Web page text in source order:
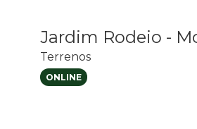
Jardim Rodeio -
Terrenos
ONLINE